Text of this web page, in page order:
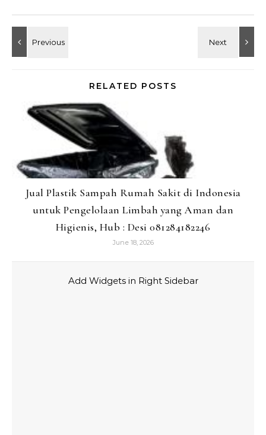
RELATED POSTS
Jual Plastik Sampah Rumah Sakit di Indonesia
untuk Pengelolaan Limbah yang Aman dan
Higienis, Hub : Desi 081284182246
June 18, 2026
Add Widgets in Right Sidebar